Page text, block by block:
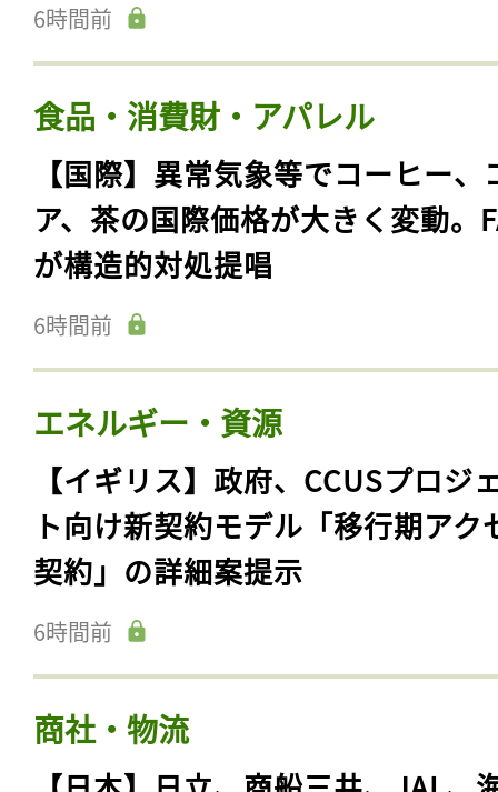
6時間前
食品・消費財・アパレル
【国際】異常気象等でコーヒー、
ア、茶の国際価格が大きく変動。
が構造的対処提唱
6時間前
エネルギー・資源
【イギリス】政府、CCUSプロジ
ト向け新契約モデル「移行期アク
契約」の詳細案提示
6時間前
商社・物流